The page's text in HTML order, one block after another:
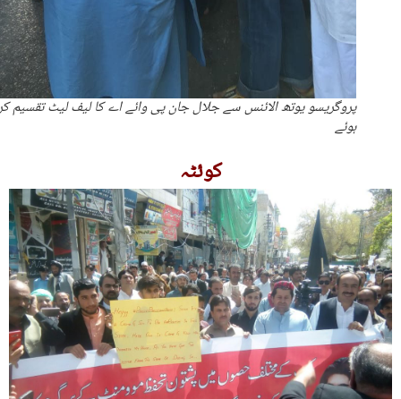
پروگریسو یوتھ الائنس سے جلال جان پی وائے اے کا لیف لیٹ تقسیم
ہوئے
کوئٹہ